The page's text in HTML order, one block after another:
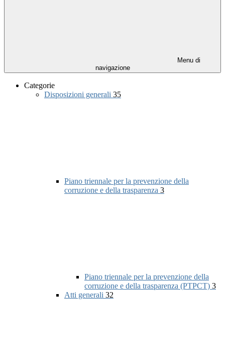
Menu di
navigazione
Categorie
Disposizioni generali 35
Piano triennale per la prevenzione della
corruzione e della trasparenza 3
Piano triennale per la prevenzione della
corruzione e della trasparenza (PTPCT) 3
Atti generali 32